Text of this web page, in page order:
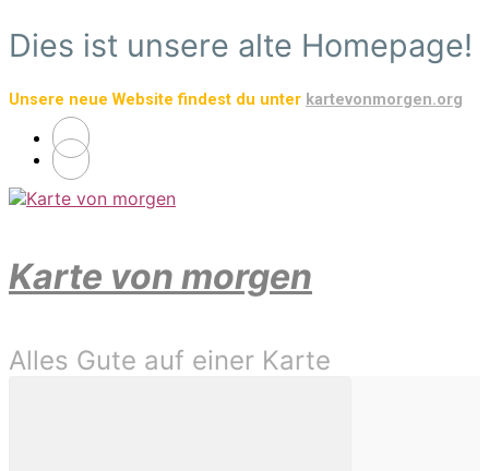
Zum
Hauptinhalt
Dies ist unsere alte Homepage!
Unsere neue Website findest du unter kartevonmorgen.org
Karte von morgen
Alles Gute auf einer Karte